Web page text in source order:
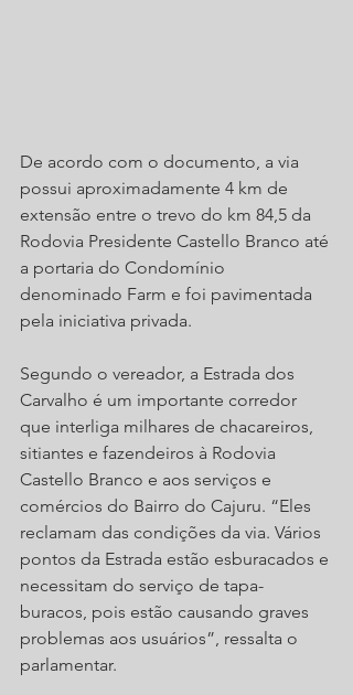
De acordo com o documento, a via
possui aproximadamente 4 km de
extensão entre o trevo do km 84,5 da
Rodovia Presidente Castello Branco até
a portaria do Condomínio
denominado Farm e foi pavimentada
pela iniciativa privada.
Segundo o vereador, a Estrada dos
Carvalho é um importante corredor
que interliga milhares de chacareiros,
sitiantes e fazendeiros à Rodovia
Castello Branco e aos serviços e
comércios do Bairro do Cajuru. “Eles
reclamam das condições da via. Vários
pontos da Estrada estão esburacados e
necessitam do serviço de tapa-
buracos, pois estão causando graves
problemas aos usuários”, ressalta o
parlamentar.